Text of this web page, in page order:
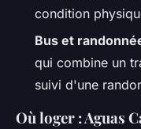
condition
Bus et
qui combine un
suivi d'une
Où loger : Aguas